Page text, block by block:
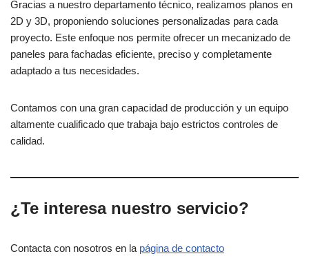
Gracias a nuestro departamento técnico, realizamos planos en
2D y 3D, proponiendo soluciones personalizadas para cada
proyecto. Este enfoque nos permite ofrecer un mecanizado de
paneles para fachadas eficiente, preciso y completamente
adaptado a tus necesidades.
Contamos con una gran capacidad de producción y un equipo
altamente cualificado que trabaja bajo estrictos controles de
calidad.
¿Te interesa nuestro servicio?
Contacta con nosotros en la página de contacto